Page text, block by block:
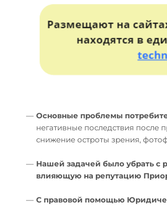
— Основные проблемы
негативные последствия после
снижение остроты зрения,
— Нашей задачей было убрать с
влияющую на репутацию
— С правовой помощью